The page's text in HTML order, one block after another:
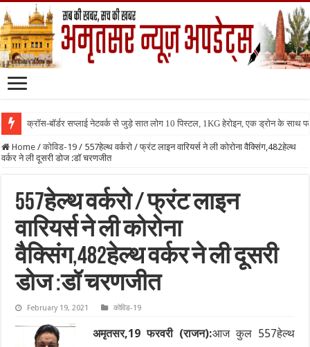
क्रॉस-बॉर्डर सप्लाई नेटवर्क से जुड़े सात लोग 10 पिस्टल, 1KG हेरोइन, एक ड्रोन के साथ
Home / कोविड-19 / 557हेल्थ वर्करो / फ्रंट लाइन वारियर्स ने ली कोरोना वैक्सिंग,482हेल्थ
वर्कर ने ली दूसरी डोज :डॉ चरणजीत
557हेल्थ वर्करो / फ्रंट लाइन
वारियर्स ने ली कोरोना
वैक्सिंग,482हेल्थ वर्कर ने ली दूसरी
डोज :डॉ चरणजीत
February 19, 2021 कोविड-19
अमृतसर,19 फरवरी (राजन):आज कुल 557हेल्थ